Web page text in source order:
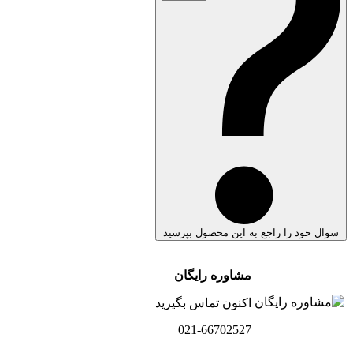
سوال خود را راجع به این محصول بپرسید
مشاوره رایگان
اکنون تماس بگیرید
021-66702527